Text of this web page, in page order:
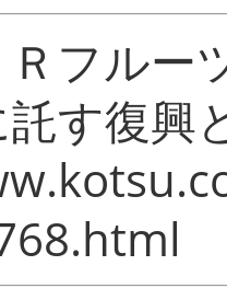
フルー
す復興